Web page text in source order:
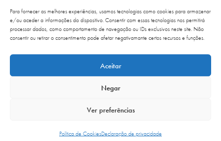
Para fornecer as melhores experiências, usamos tecnologias como cookies para armazenar
e/ou aceder a informações do dispositivo. Consentir com essas tecnologias nos permitirá
processar dados, como comportamento de navegação ou IDs exclusivos neste site. Não
consentir ou retirar o consentimento pode afetar negativamante certos recursos e funções.
Aceitar
Negar
Ver preferências
Política de CookiesDeclaração de privacidade